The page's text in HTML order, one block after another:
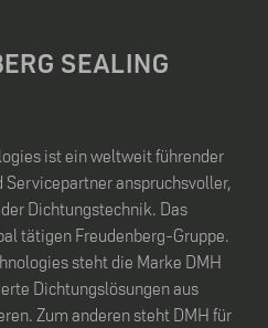
SEALING
ist ein weltweit führender
anspruchsvoller,
Dichtungstechnik. Das
tätigen Freudenberg-Gruppe.
steht die Marke DMH
Dichtungslösungen aus
Zum anderen steht DMH für